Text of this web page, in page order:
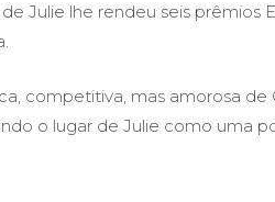
Julie lhe rendeu seis prêmios
competitiva, mas amorosa
o lugar de Julie como uma